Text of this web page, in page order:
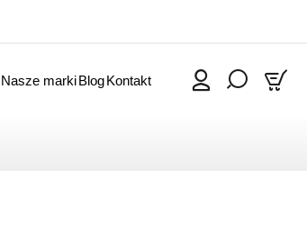
Nasze markiBlogKontakt